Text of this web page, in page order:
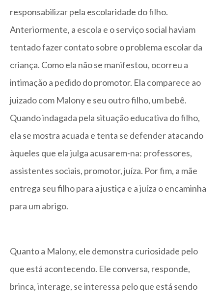
responsabilizar pela escolaridade do filho.
Anteriormente, a escola e o serviço social haviam
tentado fazer contato sobre o problema escolar da
criança. Como ela não se manifestou, ocorreu a
intimação a pedido do promotor. Ela comparece ao
juizado com Malony e seu outro filho, um bebê.
Quando indagada pela situação educativa do filho,
ela se mostra acuada e tenta se defender atacando
àqueles que ela julga acusarem-na: professores,
assistentes sociais, promotor, juíza. Por fim, a mãe
entrega seu filho para a justiça e a juíza o encaminha
para um abrigo.
Quanto a Malony, ele demonstra curiosidade pelo
que está acontecendo. Ele conversa, responde,
brinca, interage, se interessa pelo que está sendo